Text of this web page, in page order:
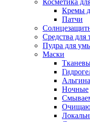
Кремы
Патчи
Средства для
Пудра для
Маски
Ночные